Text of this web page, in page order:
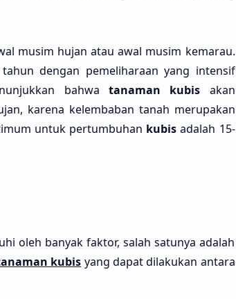
musim hujan atau awal musim kemarau.
dengan pemeliharaan yang intensif
bahwa tanaman kubis akan
karena kelembaban tanah merupakan
untuk pertumbuhan kubisadalah 15-
oleh banyak faktor, salah satunya adalah
kubis yang dapat dilakukan antara